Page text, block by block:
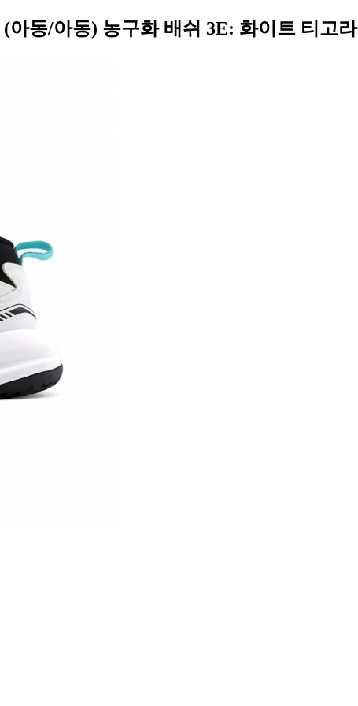
아동/아동) 농구화 배쉬 3E: 화이트 티고라